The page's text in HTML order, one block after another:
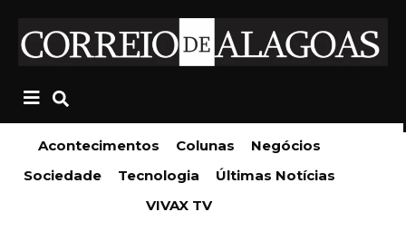
Acontecimentos Colunas
Negócios
Sociedade
Tecnologia
Últimas Notícias
VIVAX TV